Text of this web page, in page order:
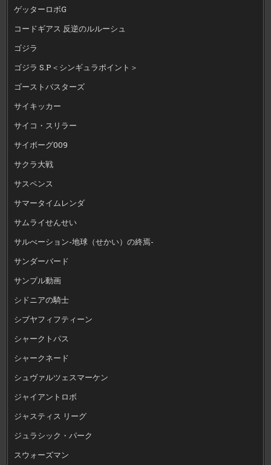
ゲッターロボG
コードギアス 反逆のルルーシュ
ゴジラ
ゴジラ S.P＜シンギュラポイント＞
ゴーストバスターズ
サイキッカー
サイコ・スリラー
サイボーグ009
サクラ大戦
サスペンス
サマータイムレンダ
サムライせんせい
サルべーション-地球（せかい）の終焉-
サンダーバード
サンプル動画
シドニアの騎士
シブヤフィフティーン
シャークトパス
シャークネード
シュヴァルツェスマーケン
ジャイアントロボ
ジャスティス リーグ
ジュラシック・パーク
スウォーズマン